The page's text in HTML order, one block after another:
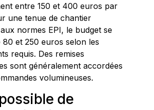
entre 150 et 400 euros par
une tenue de chantier
normes EPI, le budget se
80 et 250 euros selon les
requis. Des remises
sont généralement accordées
volumineuses.
de